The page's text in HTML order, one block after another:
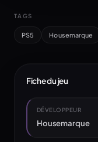
TAGS
PS5 Housemarque
Fiche du jeu
DÉVELOPPEUR
Housemarque